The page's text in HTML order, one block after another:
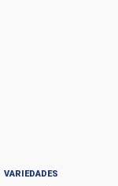
VARIEDADES